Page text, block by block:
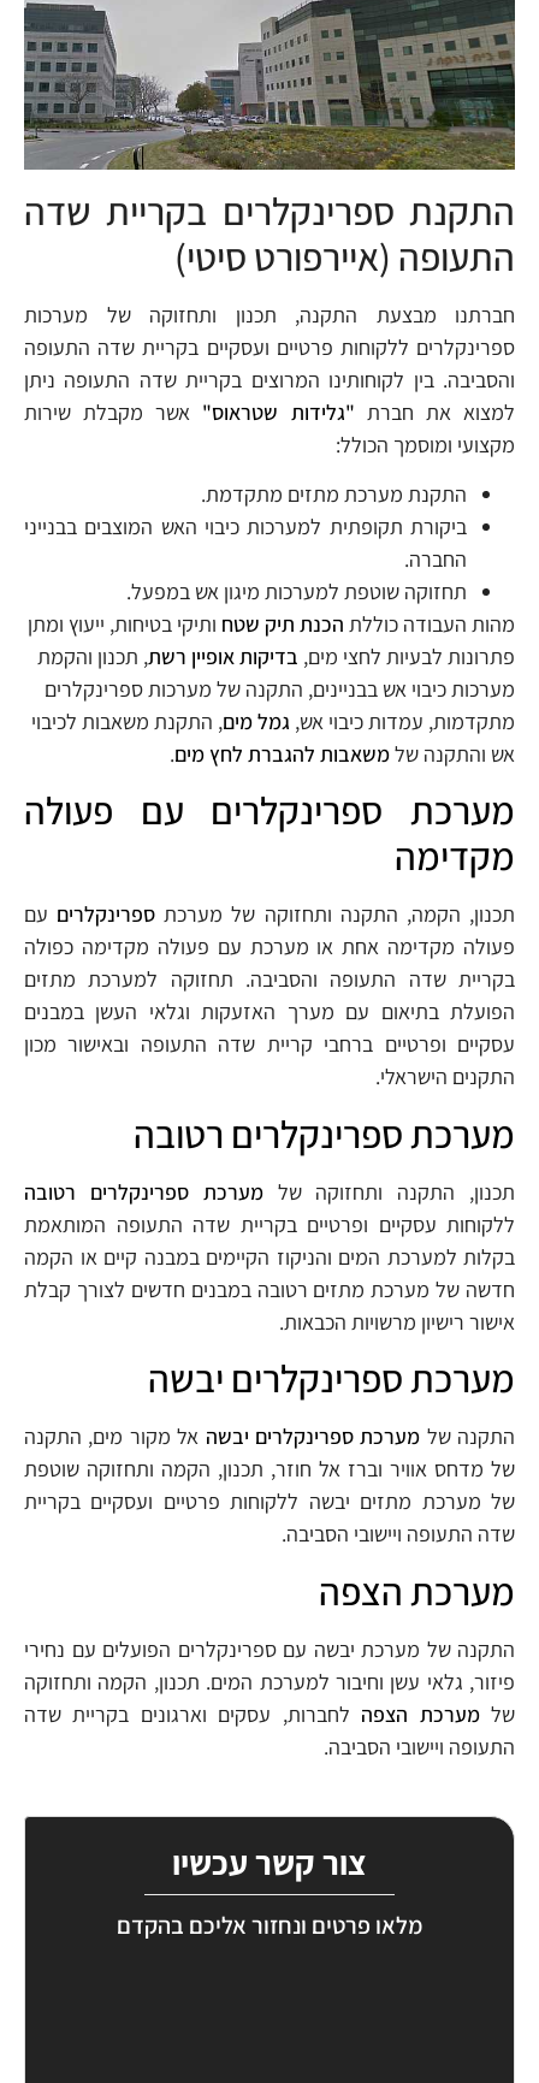
התקנת ספרינקלרים בקריית שדה
התעופה (איירפורט סיטי)
חברתנו מבצעת התקנה, תכנון ותחזוקה של מערכות
ספרינקלרים ללקוחות פרטיים ועסקיים בקריית שדה התעופה
והסביבה. בין לקוחותינו המרוצים בקריית שדה התעופה ניתן
למצוא את חברת "גלידות שטראוס" אשר מקבלת שירות
מקצועי ומוסמך הכולל:
התקנת מערכת מתזים מתקדמת.
ביקורת תקופתית למערכות כיבוי האש המוצבים בבנייני
החברה.
תחזוקה שוטפת למערכות מיגון אש במפעל.
מהות העבודה כוללת הכנת תיק שטח ותיקי בטיחות, ייעוץ ומתן
פתרונות לבעיות לחצי מים, בדיקות אופיין רשת, תכנון והקמת
מערכות כיבוי אש בבניינים, התקנה של מערכות ספרינקלרים
מתקדמות, עמדות כיבוי אש, גמל מים, התקנת משאבות לכיבוי
אש והתקנה שלמשאבות להגברת לחץ מים.
מערכת ספרינקלרים עם פעולה
מקדימה
תכנון, הקמה, התקנה ותחזוקה של מערכת ספרינקלרים עם
פעולה מקדימה אחת או מערכת עם פעולה מקדימה כפולה
בקריית שדה התעופה והסביבה. תחזוקה למערכת מתזים
הפועלת בתיאום עם מערך האזעקות וגלאי העשן במבנים
עסקיים ופרטיים ברחבי קריית שדה התעופה ובאישור מכון
התקנים הישראלי.
מערכת ספרינקלרים רטובה
תכנון, התקנה ותחזוקה שלמערכת ספרינקלרים רטובה
ללקוחות עסקיים ופרטיים בקריית שדה התעופה המותאמת
בקלות למערכת המים והניקוז הקיימים במבנה קיים או הקמה
חדשה של מערכת מתזים רטובה במבנים חדשים לצורך קבלת
אישור רישיון מרשויות הכבאות.
מערכת ספרינקלרים יבשה
התקנה של מערכת ספרינקלרים יבשה אל מקור מים, התקנה
של מדחס אוויר וברז אל חוזר, תכנון, הקמה ותחזוקה שוטפת
של מערכת מתזים יבשה ללקוחות פרטיים ועסקיים בקריית
שדה התעופה ויישובי הסביבה.
מערכת הצפה
התקנה של מערכת יבשה עם ספרינקלרים הפועלים עם נחירי
פיזור, גלאי עשן וחיבור למערכת המים. תכנון, הקמה ותחזוקה
שלמערכת הצפה לחברות, עסקים וארגונים בקריית שדה
התעופה ויישובי הסביבה.
צור קשר עכשיו
מלאו פרטים ונחזור אליכם בהקדם